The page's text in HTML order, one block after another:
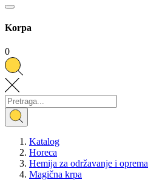
Korpa
0
Katalog
Horeca
Hemija za održavanje i oprema
Magična krpa